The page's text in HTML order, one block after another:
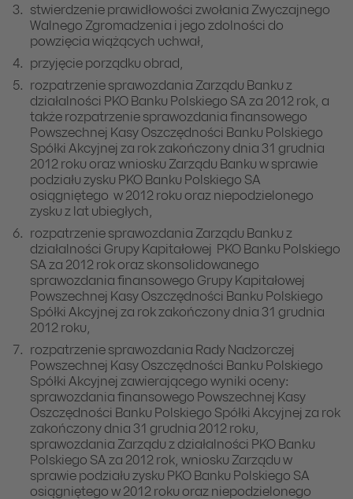
stwierdzenie prawidłowości zwołania Zwyczajnego
Walnego Zgromadzenia i jego zdolności do
powzięcia wiążących uchwał,
przyjęcie porządku obrad,
rozpatrzenie sprawozdania Zarządu Banku z
działalności PKO Banku Polskiego SA za 2012 rok, a
także rozpatrzenie sprawozdania finansowego
Powszechnej Kasy Oszczędności Banku Polskiego
Spółki Akcyjnej za rok zakończony dnia 31 grudnia
2012 roku oraz wniosku Zarządu Banku w sprawie
podziału zysku PKO Banku Polskiego SA
osiągniętego w 2012 roku oraz niepodzielonego
zysku z lat ubiegłych,
rozpatrzenie sprawozdania Zarządu Banku z
działalności Grupy Kapitałowej PKO Banku Polskiego
SA za 2012 rok oraz skonsolidowanego
sprawozdania finansowego Grupy Kapitałowej
Powszechnej Kasy Oszczędności Banku Polskiego
Spółki Akcyjnej za rok zakończony dnia 31 grudnia
2012 roku,
rozpatrzenie sprawozdania Rady Nadzorczej
Powszechnej Kasy Oszczędności Banku Polskiego
Spółki Akcyjnej zawierającego wyniki oceny:
sprawozdania finansowego Powszechnej Kasy
Oszczędności Banku Polskiego Spółki Akcyjnej za rok
zakończony dnia 31 grudnia 2012 roku,
sprawozdania Zarządu z działalności PKO Banku
Polskiego SA za 2012 rok, wniosku Zarządu w
sprawie podziału zysku PKO Banku Polskiego SA
osiągniętego w 2012 roku oraz niepodzielonego